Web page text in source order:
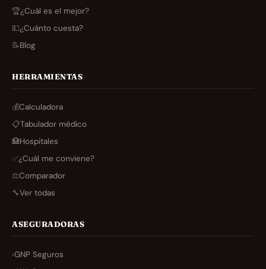
🏆¿Cuál es el mejor?
💵¿Cuánto cuesta?
📝Blog
HERRAMIENTAS
💰Calculadora
📋Tabulador médico
🏥Hospitales
✅¿Cuál me conviene?
⚖️Comparador
🔧Ver todas
ASEGURADORAS
›GNP Seguros